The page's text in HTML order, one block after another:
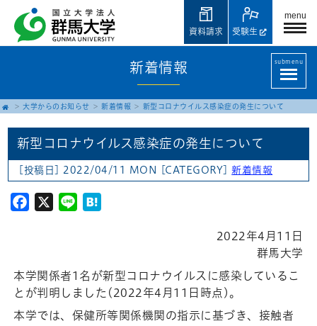
menu
受験生
資料請求
新着情報 submenu
大学からのお知らせ 新着情報 新型コロナウイルス感染症の発生について
新型コロナウイルス感染症の発生について
[投稿日] 2022/04/11 MON [CATEGORY]新着情報
Facebook
X Line
2022年4月11日
群馬大学
本学関係者1名が新型コロナウイルスに感染しているこ
とが判明しました(2022年4月11日時点)。
本学では、保健所等関係機関の指示に基づき、接触者